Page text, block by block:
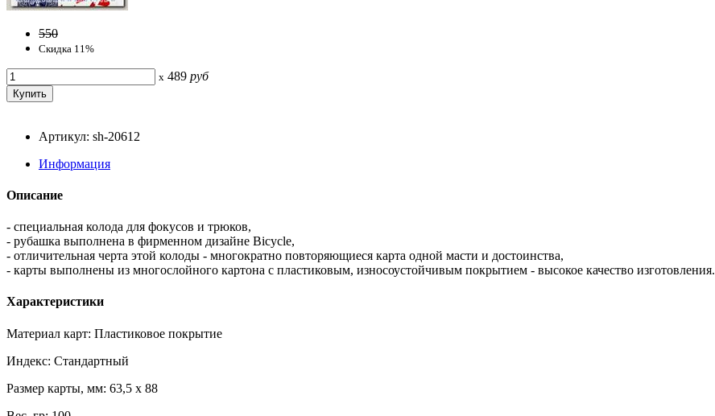
550
Скидка 11%
x 489 руб
Артикул: sh-20612
Информация
Описание
- специальная колода для фокусов и трюков,
- рубашка выполнена в фирменном дизайне Bicycle,
- отличительная черта этой колоды - многократно повторяющиеся карта одной масти и достоинства,
- карты выполнены из многослойного картона с пластиковым, износоустойчивым покрытием - высокое качество изготовления.
Характеристики
Материал карт: Пластиковое покрытие
Индекс: Стандартный
Размер карты, мм: 63,5 x 88